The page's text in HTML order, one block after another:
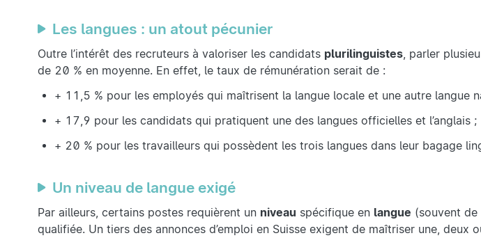
Les langues : un atout pécunier
Outre l’intérêt des recruteurs à valoriser les candidats plurilinguistes , parler
de 20 % en moyenne. En effet, le taux de rémunération serait de :
+ 11,5 % pour les employés qui maîtrisent la langue locale et une autre langue
+ 17,9 pour les candidats qui pratiquent une des langues officielles et l’anglais ;
+ 20 % pour les travailleurs qui possèdent les trois langues dans leur bagage
Un niveau de langue exigé
Par ailleurs, certains postes requièrent un niveau spécifique en langue (souvent
qualifiée. Un tiers des annonces d’emploi en Suisse exigent de maîtriser une, deux